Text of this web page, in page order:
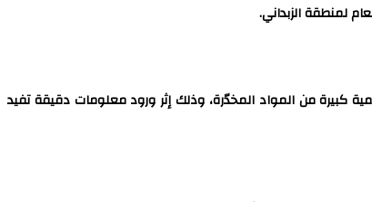
لمنطقة الزبداني.
كبيرة من المواد المخدّرة، وذلك إثر ورود معلومات دقيقة تفيد